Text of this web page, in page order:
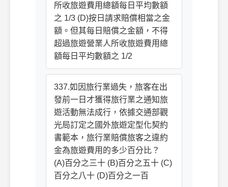
所收旅遊費用總額每日平均數額
之 1/3 (D)按日請求賠償相當之金
額。但其每日賠償之金額，不得
超過旅遊營業人所收旅遊費用總
額每日平均數額之 1/2
337.如因旅行業過失，旅客在出
發前一日才獲得旅行業之通知旅
遊活動無法成行，依據交通部觀
光局訂定之國外旅遊定型化契約
書範本，旅行業賠償旅客之違約
金為旅遊費用的多少百分比？
(A)百分之三十 (B)百分之五十 (C)
百分之八十 (D)百分之一百